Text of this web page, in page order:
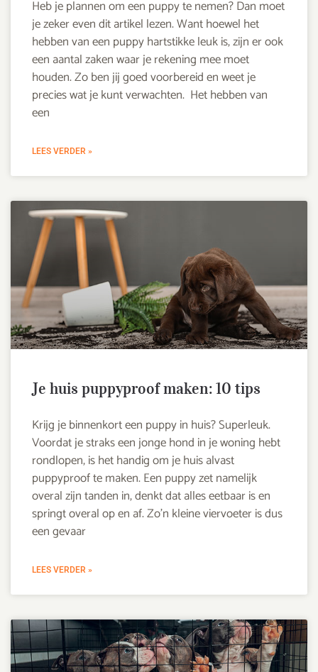
Heb je plannen om een puppy te nemen? Dan moet
je zeker even dit artikel lezen. Want hoewel het
hebben van een puppy hartstikke leuk is, zijn er ook
een aantal zaken waar je rekening mee moet
houden. Zo ben jij goed voorbereid en weet je
precies wat je kunt verwachten. Het hebben van
een
LEES VERDER »
Je huis puppyproof maken: 10 tips
Krijg je binnenkort een puppy in huis? Superleuk.
Voordat je straks een jonge hond in je woning hebt
rondlopen, is het handig om je huis alvast
puppyproof te maken. Een puppy zet namelijk
overal zijn tanden in, denkt dat alles eetbaar is en
springt overal op en af. Zo’n kleine viervoeter is dus
een gevaar
LEES VERDER »